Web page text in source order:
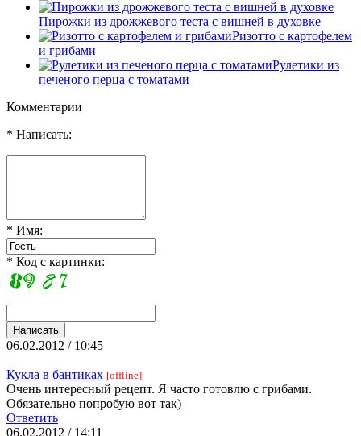
Пирожки из дрожжевого теста с вишней в духовке
Ризотто с картофелем
и грибами
Рулетики из
печеного перца с томатами
Комментарии
* Написать:
* Имя:
* Код с картинки:
06.02.2012 / 10:45
Кукла в бантиках [offline]
Очень интересный рецепт. Я часто готовлю с грибами.
Обязательно попробую вот так)
Ответить
06.02.2012 / 14:11